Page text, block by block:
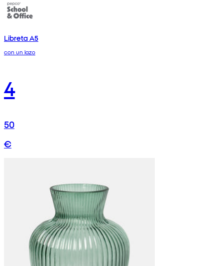
Libreta A5
con un lazo
4
50
€